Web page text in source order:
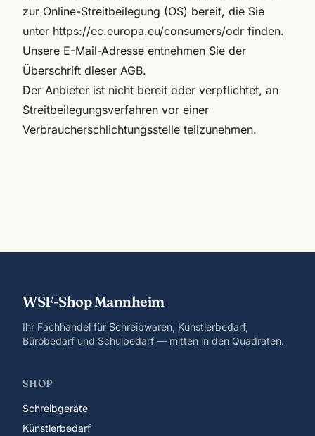
zur Online-Streitbeilegung (OS) bereit, die Sie
unter https://ec.europa.eu/consumers/odr finden.
Unsere E-Mail-Adresse entnehmen Sie der
Überschrift dieser AGB.
Der Anbieter ist nicht bereit oder verpflichtet, an
Streitbeilegungsverfahren vor einer
Verbraucherschlichtungsstelle teilzunehmen.
WSF-Shop Mannheim
Ihr Fachhandel für Schreibwaren, Künstlerbedarf,
Bürobedarf und Schulbedarf — mitten in den Quadraten.
SHOP
Schreibgeräte
Künstlerbedarf